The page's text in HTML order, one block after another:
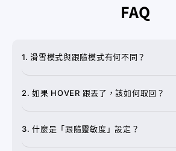
FAQ
1. 滑雪模式與跟隨模式有何不同？
追蹤演算法特別針對滑雪者動作與雪地地
進行微調，而「跟隨靈敏度」設定可讓您
左右跟隨的反應速度，以配合您的滑雪路
2. 如果 HOVER 跟丟了，該如何取回？
3. 什麼是「跟隨靈敏度」設定？